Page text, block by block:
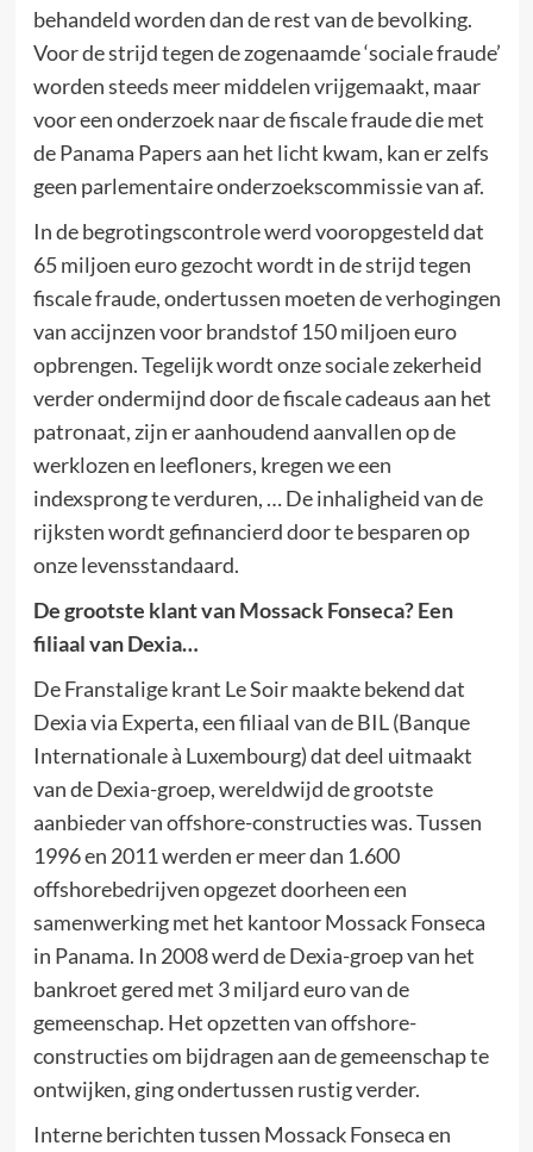
behandeld worden dan de rest van de bevolking.
Voor de strijd tegen de zogenaamde ‘sociale fraude’
worden steeds meer middelen vrijgemaakt, maar
voor een onderzoek naar de fiscale fraude die met
de Panama Papers aan het licht kwam, kan er zelfs
geen parlementaire onderzoekscommissie van af.
In de begrotingscontrole werd vooropgesteld dat
65 miljoen euro gezocht wordt in de strijd tegen
fiscale fraude, ondertussen moeten de verhogingen
van accijnzen voor brandstof 150 miljoen euro
opbrengen. Tegelijk wordt onze sociale zekerheid
verder ondermijnd door de fiscale cadeaus aan het
patronaat, zijn er aanhoudend aanvallen op de
werklozen en leefloners, kregen we een
indexsprong te verduren, … De inhaligheid van de
rijksten wordt gefinancierd door te besparen op
onze levensstandaard.
De grootste klant van Mossack Fonseca? Een
filiaal van Dexia…
De Franstalige krant Le Soir maakte bekend dat
Dexia via Experta, een filiaal van de BIL (Banque
Internationale à Luxembourg) dat deel uitmaakt
van de Dexia-groep, wereldwijd de grootste
aanbieder van offshore-constructies was. Tussen
1996 en 2011 werden er meer dan 1.600
offshorebedrijven opgezet doorheen een
samenwerking met het kantoor Mossack Fonseca
in Panama. In 2008 werd de Dexia-groep van het
bankroet gered met 3 miljard euro van de
gemeenschap. Het opzetten van offshore-
constructies om bijdragen aan de gemeenschap te
ontwijken, ging ondertussen rustig verder.
Interne berichten tussen Mossack Fonseca en